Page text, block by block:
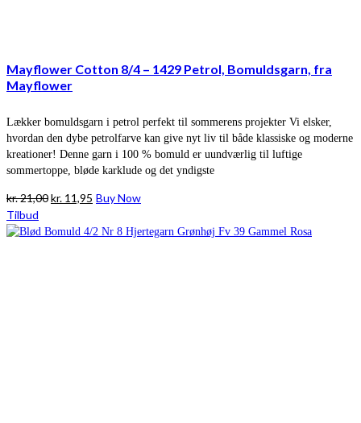
Mayflower Cotton 8/4 – 1429 Petrol, Bomuldsgarn, fra
Mayflower
Lækker bomuldsgarn i petrol perfekt til sommerens projekter Vi elsker,
hvordan den dybe petrolfarve kan give nyt liv til både klassiske og moderne
kreationer! Denne garn i 100 % bomuld er uundværlig til luftige
sommertoppe, bløde karklude og det yndigste
kr.21,00Den
pris
kr. 11,95 Den
pris
Buy Now
Tilbud